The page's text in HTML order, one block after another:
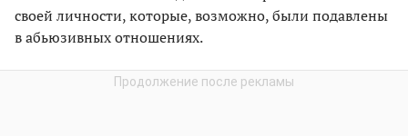
своей личности, которые, возможно, были подавлены
в абьюзивных отношениях.